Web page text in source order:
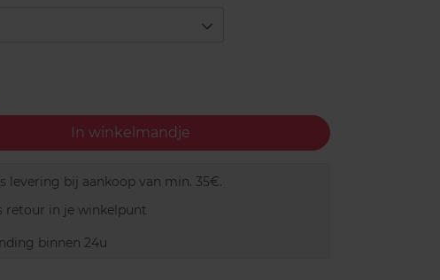
In winkelmandje
levering bij aankoop van min. 35€.
in je winkelpunt
binnen 24u